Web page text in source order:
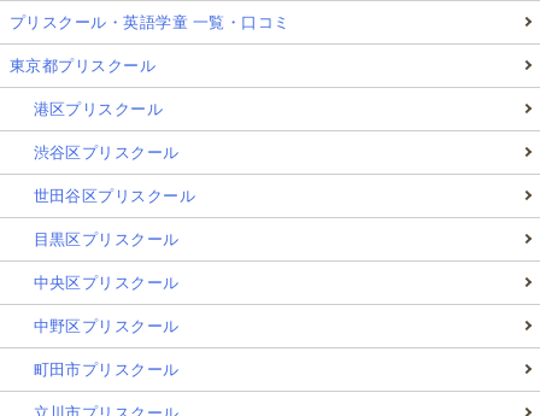
プリスクール・英語学童 一覧・口コミ
東京都プリスクール
港区プリスクール
渋谷区プリスクール
世田谷区プリスクール
目黒区プリスクール
中央区プリスクール
中野区プリスクール
町田市プリスクール